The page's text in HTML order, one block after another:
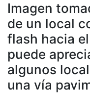
Imagen
de un local
flash hacia
puede
algunos
una vía